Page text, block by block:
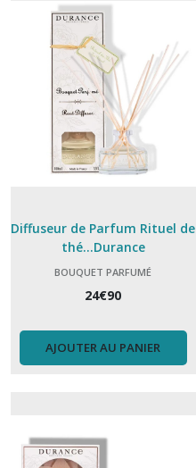
Diffuseur de Parfum Rituel de
thé...Durance
BOUQUET PARFUMÉ
24€90
AJOUTER AU PANIER